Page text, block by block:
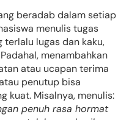
beradab dalam setiap
menulis tugas
terlalu lugas dan kaku,
menambahkan
atau ucapan terima
penutup bisa
kuat. Misalnya, menulis:
penuh rasa hormat